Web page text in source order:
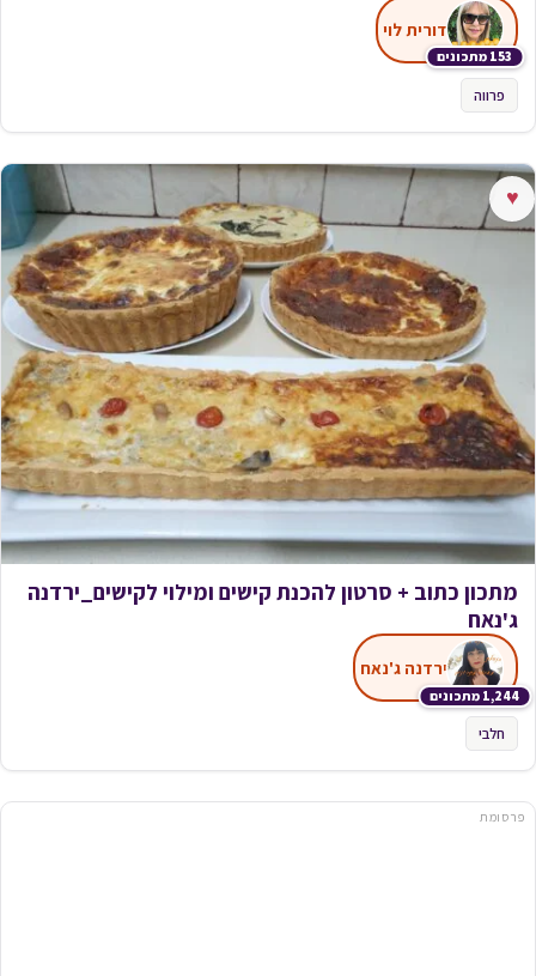
153 מתכונים
דורית לוי
פרווה
♥
מתכון כתוב + סרטון להכנת קישים ומילוי לקישים_ירדנה
ג'נאח
1,244 מתכונים
ירדנה ג'נאח
חלבי
פרסומת